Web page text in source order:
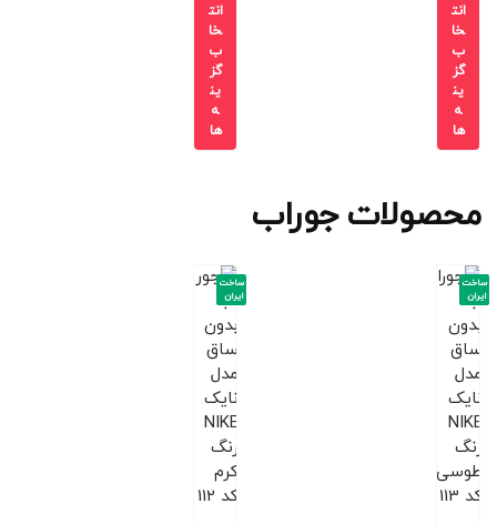
انت
خا
ب
گز
ین
ه
ها
انت
خا
ب
گز
ین
ه
ها
محصولات جوراب
ساخت
ایران
ساخت
ایران